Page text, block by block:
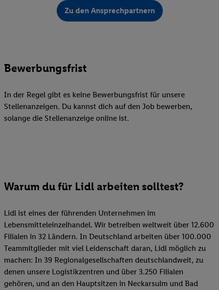
Zu den Ansprechpartnern
Bewerbungsfrist
In der Regel gibt es keine Bewerbungsfrist für unsere
Stellenanzeigen. Du kannst dich auf den Job bewerben,
solange die Stellenanzeige online ist.
Warum du für Lidl arbeiten solltest?
Lidl ist eines der führenden Unternehmen im
Lebensmitteleinzelhandel. Wir betreiben weltweit über 12.600
Filialen in 32 Ländern. In Deutschland arbeiten über 100.000
Teammitglieder mit viel Leidenschaft daran, Lidl möglich zu
machen: In 39 Regionalgesellschaften deutschlandweit, zu
denen unsere Logistikzentren und über 3.250 Filialen
gehören, und an den Hauptsitzen in Neckarsulm und Bad